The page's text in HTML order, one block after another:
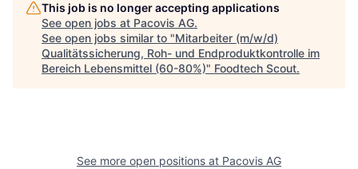
This job is no longer accepting applications
See open jobs at Pacovis AG.
See open jobs similar to "Mitarbeiter (m/w/d)
Qualitätssicherung, Roh- und Endproduktkontrolle im
Bereich Lebensmittel (60-80%)" Foodtech Scout.
See more open positions at Pacovis AG